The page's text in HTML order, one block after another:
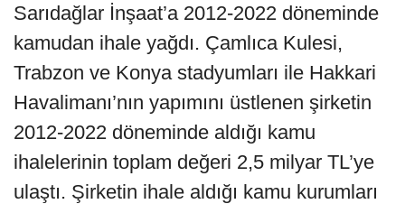
Sarıdağlar İnşaat’a 2012-2022 döneminde
kamudan ihale yağdı. Çamlıca Kulesi,
Trabzon ve Konya stadyumları ile Hakkari
Havalimanı’nın yapımını üstlenen şirketin
2012-2022 döneminde aldığı kamu
ihalelerinin toplam değeri 2,5 milyar TL’ye
ulaştı. Şirketin ihale aldığı kamu kurumları